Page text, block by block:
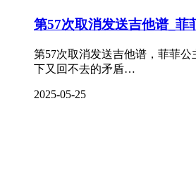
第57次取消发送吉他谱_菲
第57次取消发送吉他谱，菲菲
下又回不去的矛盾…
2025-05-25